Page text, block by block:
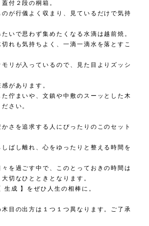
付２段の桐箱。
が行儀よく収まり、見ているだけで気持
いで思わず集めたくなる水滴は越前焼。
れも気持ちよく、一滴一滴水を落とすこ
リが入っているので、見た目よりズッシ
があります。
佇まいや、文鎮や中敷のスーッとした木
さい。
さを追求する人にぴったりのこのセット
ばし離れ、心をゆったりと整える時間を
を過ごす中で、このとっておきの時間は
切なひとときとなります。
生成 】をぜひ人生の相棒に。
目の出方は１つ１つ異なります。ご了承